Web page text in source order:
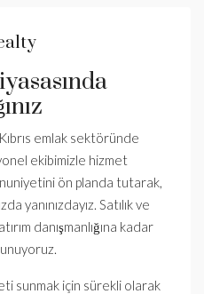
emlak sektöründe
ekibimizle hizmet
ön planda tutarak,
yanınızdayız. Satılık ve
danışmanlığına kadar
sunmak için sürekli olarak